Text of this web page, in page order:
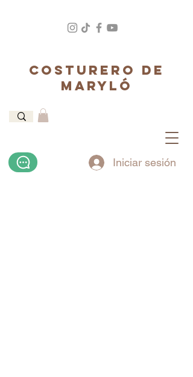
COSTURERO DE
MARYLÓ
Iniciar sesión